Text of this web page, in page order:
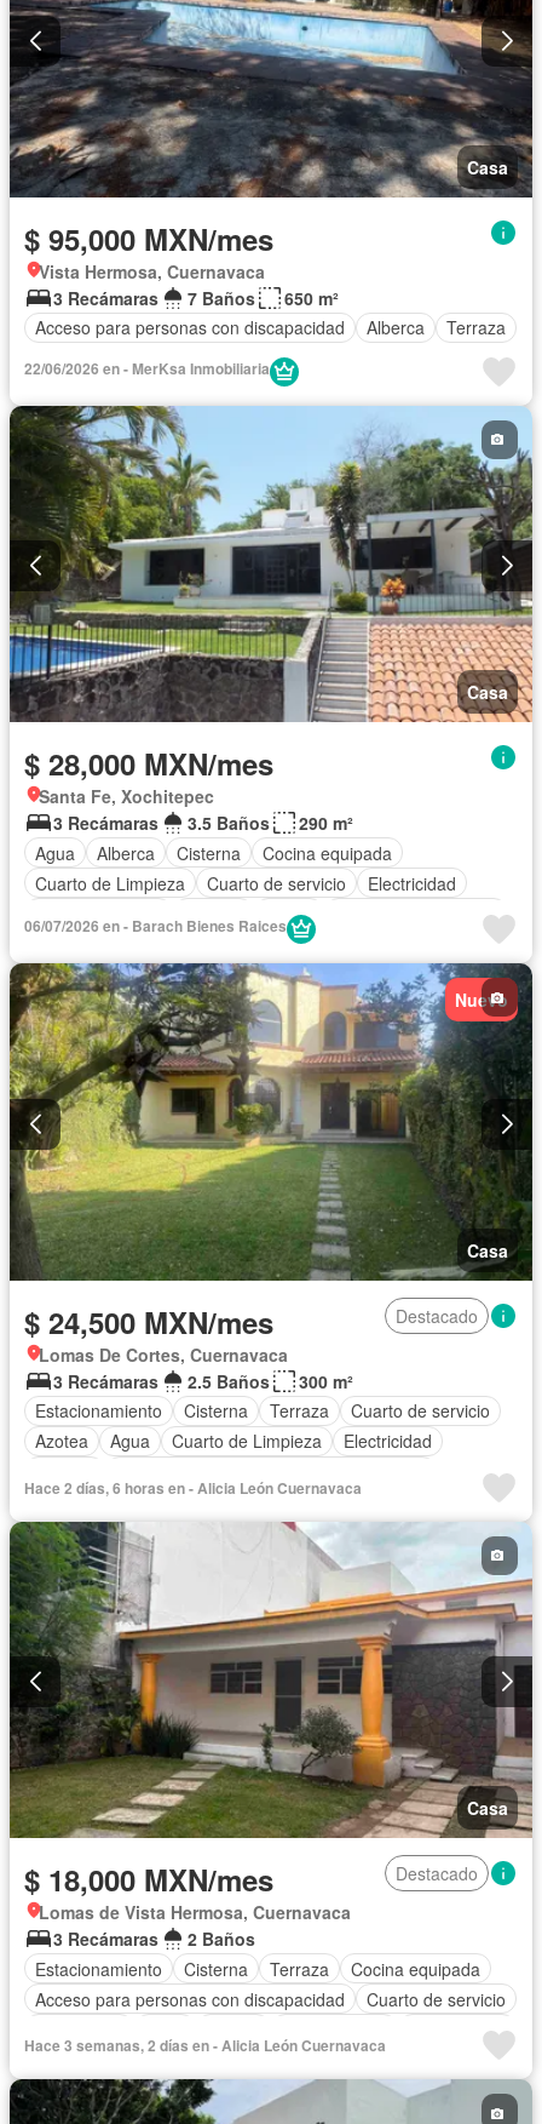
Casa
$ 95,000 MXN/mes
Vista Hermosa, Cuernavaca
3 Recámaras
7 Baños
650 m²
Acceso para personas con discapacidad
Alberca Terraza
22/06/2026 en - MerKsa Inmobiliaria
Casa
$ 28,000 MXN/mes
Santa Fe, Xochitepec
3 Recámaras
3.5 Baños
290 m²
Agua
Alberca Cisterna
Cocina equipada
Cuarto de Limpieza
Cuarto de servicio
Electricidad
Jardín
Recámara con closet
Vista panorámica
Zonas verdes
Permite mascotas
Permite niños
Solo familias
Completamente amueblado
06/07/2026 en - Barach Bienes Raices
Nuevo
Casa
$ 24,500 MXN/mes
Destacado
Lomas De Cortes, Cuernavaca
3 Recámaras
2.5 Baños
300 m²
Estacionamiento
Cisterna Terraza
Cuarto de servicio
Azotea
Agua Cuarto de Limpieza
Electricidad
Recámara con closet
Conserje Wifi
Despacho
Cocina equipada
Permite mascotas
Permite niños
Solo familias
Hace 2 días, 6 horas en - Alicia León Cuernavaca
Casa
$ 18,000 MXN/mes
Destacado
Lomas de Vista Hermosa, Cuernavaca
3 Recámaras
2 Baños
Estacionamiento
Cisterna Terraza
Cocina equipada
Acceso para personas con discapacidad
Cuarto de servicio
Solo familias
Permite mascotas
Sin amueblar
Hace 3 semanas, 2 días en - Alicia León Cuernavaca